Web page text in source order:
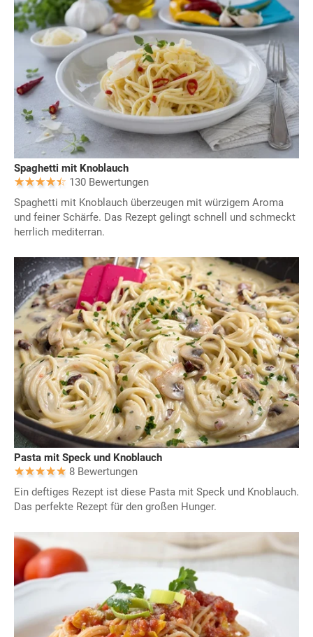
Spaghetti mit Knoblauch
130 Bewertungen
Spaghetti mit Knoblauch überzeugen mit würzigem Aroma
und feiner Schärfe. Das Rezept gelingt schnell und schmeckt
herrlich mediterran.
Pasta mit Speck und Knoblauch
8 Bewertungen
Ein deftiges Rezept ist diese Pasta mit Speck und Knoblauch.
Das perfekte Rezept für den großen Hunger.